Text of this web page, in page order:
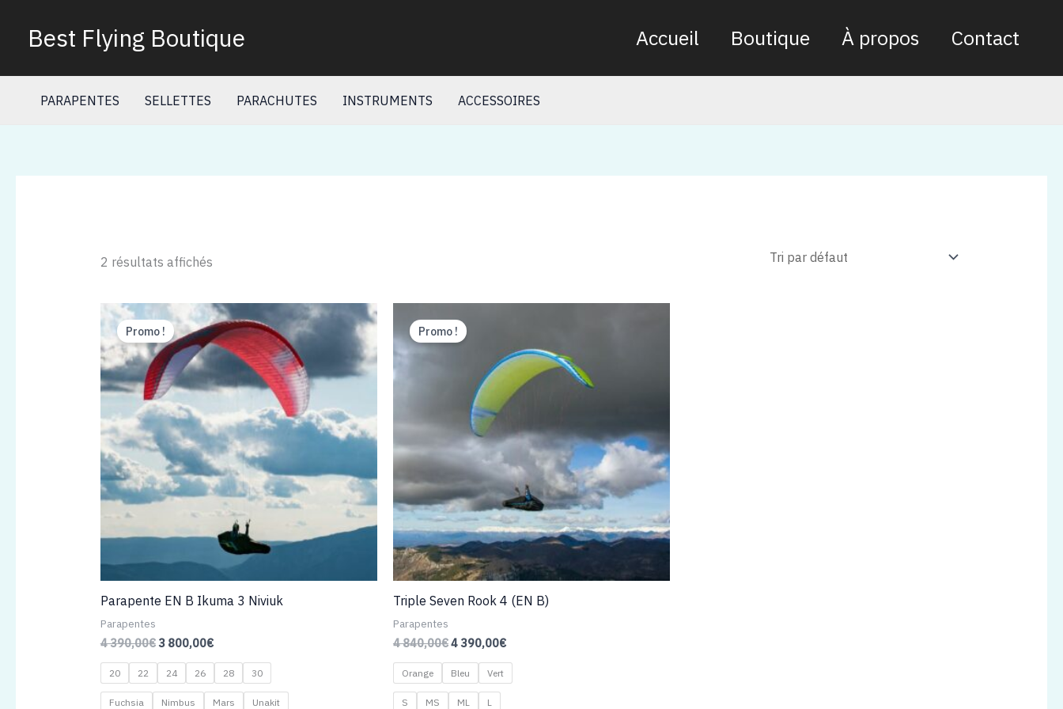
contenuBest Flying Boutique Accueil Boutique À propos Contact
PARAPENTES SELLETTES PARACHUTES INSTRUMENTS ACCESSOIRES
2 résultats affichés
Promo !
Parapente EN B Ikuma 3 Niviuk
Parapentes
4 390,00€ Le
initial
était :
4
3 800,00€Le
actuel
est :
3
20 22 24 26 28 30
Fuchsia Nimbus Mars Unakit
Promo !
Triple Seven Rook 4 (EN B)
Parapentes
4 840,00€Le
initial
était :
4 390,00€Le
est :
Orange Bleu Vert
S MS ML L